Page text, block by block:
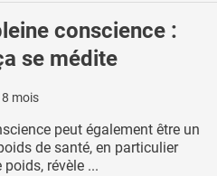
conscience :
se médite
mois
peut également être un
de santé, en particulier
révèle ...